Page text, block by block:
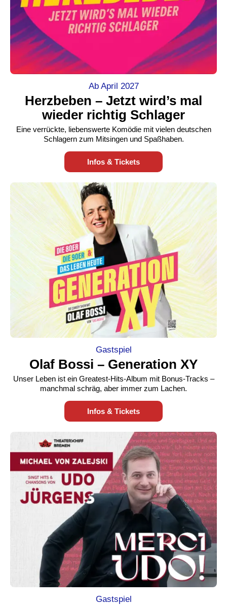
Ab April 2027
Herzbeben – Jetzt wird’s mal
wieder richtig Schlager
Eine verrückte, liebenswerte Komödie mit vielen deutschen
Schlagern zum Mitsingen und Spaßhaben.
Infos & Tickets
Gastspiel
Olaf Bossi – Generation XY
Unser Leben ist ein Greatest-Hits-Album mit Bonus-Tracks –
manchmal schräg, aber immer zum Lachen.
Infos & Tickets
Gastspiel